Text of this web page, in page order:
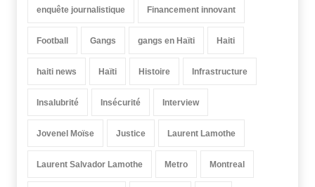
enquête journalistique Financement innovant
Football Gangs gangs en Haïti Haiti
haiti news Haïti Histoire Infrastructure
Insalubrité Insécurité Interview
Jovenel Moïse Justice Laurent Lamothe
Laurent Salvador Lamothe Metro Montreal